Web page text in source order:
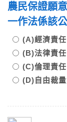
農民保證願
一作法係該
(A)經濟責
(B)法律責
(C)倫理責
(D)自由裁量